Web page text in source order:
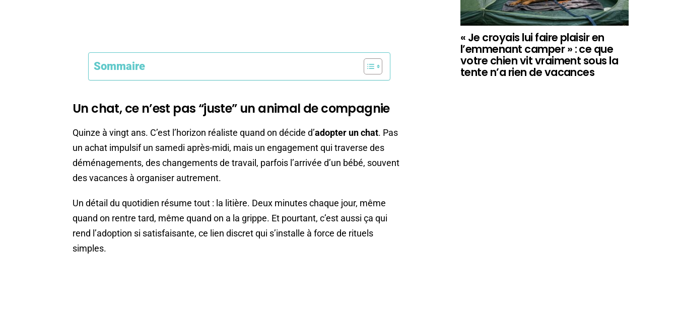
Sommaire
Un chat, ce n’est pas “juste” un animal de compagnie
Quinze à vingt ans. C’est l’horizon réaliste quand on décide d’adopter un chat. Pas
un achat impulsif un samedi après-midi, mais un engagement qui traverse des
déménagements, des changements de travail, parfois l’arrivée d’un bébé, souvent
des vacances à organiser autrement.
Un détail du quotidien résume tout : la litière. Deux minutes chaque jour, même
quand on rentre tard, même quand on a la grippe. Et pourtant, c’est aussi ça qui
rend l’adoption si satisfaisante, ce lien discret qui s’installe à force de rituels
simples.
« Je croyais lui faire plaisir en
l’emmenant camper » : ce que
votre chien vit vraiment sous la
tente n’a rien de vacances